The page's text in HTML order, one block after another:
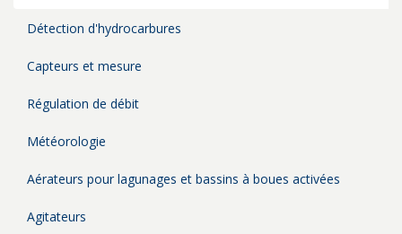
Détection d'hydrocarbures
Capteurs et mesure
Régulation de débit
Météorologie
Aérateurs pour lagunages et bassins à boues activées
Agitateurs